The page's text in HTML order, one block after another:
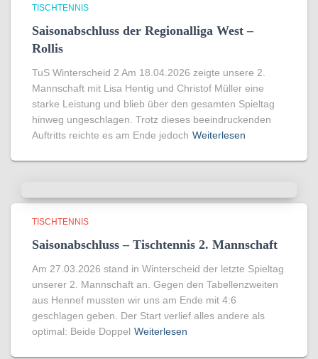
TISCHTENNIS
Saisonabschluss der Regionalliga West –
Rollis
TuS Winterscheid 2 Am 18.04.2026 zeigte unsere 2.
Mannschaft mit Lisa Hentig und Christof Müller eine
starke Leistung und blieb über den gesamten Spieltag
hinweg ungeschlagen. Trotz dieses beeindruckenden
Auftritts reichte es am Ende jedoch Weiterlesen
TISCHTENNIS
Saisonabschluss – Tischtennis 2. Mannschaft
Am 27.03.2026 stand in Winterscheid der letzte Spieltag
unserer 2. Mannschaft an. Gegen den Tabellenzweiten
aus Hennef mussten wir uns am Ende mit 4:6
geschlagen geben. Der Start verlief alles andere als
optimal: Beide Doppel Weiterlesen